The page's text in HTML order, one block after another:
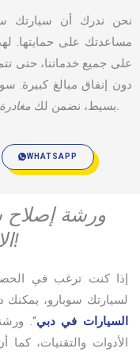
نحن ندرك أن سيارتك
مساعدتك على حمايتها.
على جميع خدماتنا، حتى
دون إنفاق مبالغ كبيرة.
بسيط، نضمن لكمغادرة ورشتنا وأنت راضٍ تمامًا عن الخدمة المقدمة.
WHATSAPP
ورشة إصلاح
الاعتماد عليها!
إذا كنت ترغب في
لسيارتك سوبارو، يمكنك
السيارات في دبي“.
الأدوات والتقنيات،